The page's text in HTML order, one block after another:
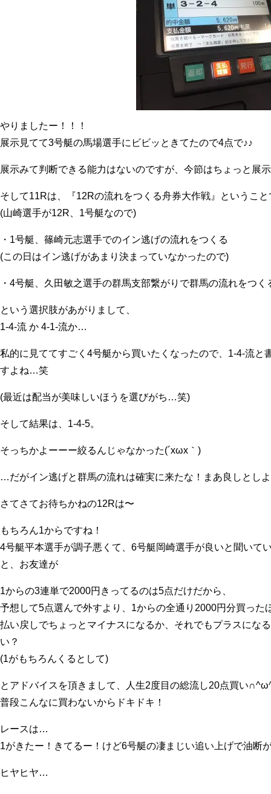
やりましたー！！！
展示見てて3号艇の馬場選手にビビッときてたので4点で♪♪
展示みて判断できる能力はないのですが、今節はちょっと展
そして11Rは、『12Rの流れをつくる舟券大作戦』ということ
(山崎選手が12R、1号艇なので)
・1号艇、篠崎元志選手でのイン逃げの流れをつくる
(この日はイン逃げがあまり決まっていなかったので)
・4号艇、久田敏之選手の群馬支部繋がりで群馬の流れをつく
という選択肢があがりまして、
1-4-流 か 4-1-流か…
私的に見ててすごく4号艇から買いたくなったので、1-4-流と
すよね…笑
(最近は配当が美味しいほうを選びがち…笑)
そして結果は、1-4-5。
そっちかよーーー絞るんじゃなかった(´xωx｀)
…だがイン逃げと群馬の流れは確実に来たな！まあ良しとし
さてさてお待ちかねの12Rは〜
もちろん1からですね！
4号艇平本選手が調子悪くて、6号艇岡崎選手が良いと聞いて
と、お友達が
1からの3連単で2000円きってるのは5点だけだから、
予想して5点選んで外すより、1からの全通り2000円分買った
払い戻しでちょっとマイナスになるか、それでもプラスにな
い？
(1がもちろんくるとして)
とアドバイスを頂きまして、人生2度目の総流し20点買い
普段こんなに買わないからドキドキ！
レースは…
1がきたー！きてるー！けど6号艇の凄まじい追い上げで油断
ヒヤヒヤ…